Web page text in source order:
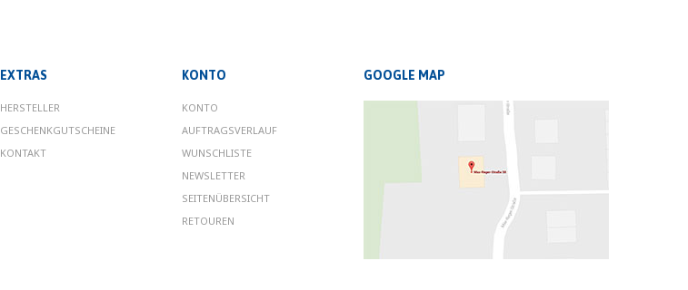
EXTRAS
HERSTELLER
GESCHENKGUTSCHEINE
KONTAKT
KONTO
KONTO
AUFTRAGSVERLAUF
WUNSCHLISTE
NEWSLETTER
SEITENÜBERSICHT
RETOUREN
GOOGLE MAP